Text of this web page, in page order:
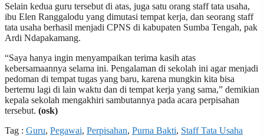
Selain kedua guru tersebut di atas, juga satu orang staff tata usaha,
ibu Elen Ranggalodu yang dimutasi tempat kerja, dan seorang staff
tata usaha berhasil menjadi CPNS di kabupaten Sumba Tengah, pak
Ardi Ndapakamang.
“Saya hanya ingin menyampaikan terima kasih atas
kebersamaannya selama ini. Pengalaman di sekolah ini agar menjadi
pedoman di tempat tugas yang baru, karena mungkin kita bisa
bertemu lagi di lain waktu dan di tempat kerja yang sama,” demikian
kepala sekolah mengakhiri sambutannya pada acara perpisahan
tersebut. (osk)
Tag : Guru, Pegawai, Perpisahan, Purna Bakti, Staff Tata Usaha